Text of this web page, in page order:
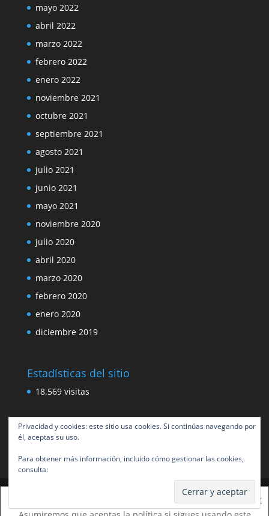
Privacidad y cookies: este sitio usa cookies. Si continúas navegando por
él, aceptas su uso.
Para obtener más información, incluido cómo gestionar las cookies,
consulta:
mayo 2022
abril 2022
marzo 2022
febrero 2022
enero 2022
noviembre 2021
octubre 2021
septiembre 2021
agosto 2021
julio 2021
junio 2021
mayo 2021
noviembre 2020
julio 2020
abril 2020
marzo 2020
febrero 2020
enero 2020
diciembre 2019
Estadísticas del sitio
18.569 visitas
Diseñado porElegant Themes| Desarrollado por
Esta web usa cookies para mejorar tu experiencia.
X